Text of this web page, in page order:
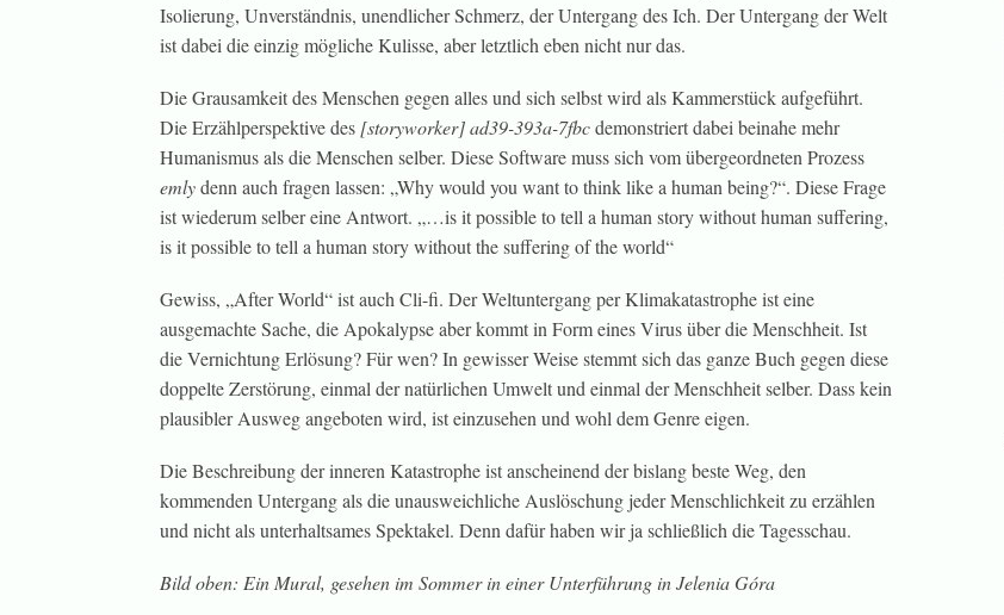
Isolierung, Unverständnis, unendlicher Schmerz, der Untergang des Ich. Der Untergang der Welt
ist dabei die einzig mögliche Kulisse, aber letztlich eben nicht nur das.
Die Grausamkeit des Menschen gegen alles und sich selbst wird als Kammerstück aufgeführt.
Die Erzählperspektive des [storyworker] ad39-393a-7fbcdemonstriert dabei beinahe mehr
Humanismus als die Menschen selber. Diese Software muss sich vom übergeordneten Prozess
emlydenn auch fragen lassen: „Why would you want to think like a human being?“. Diese Frage
ist wiederum selber eine Antwort. „…is it possible to tell a human story without human suffering,
is it possible to tell a human story without the suffering of the world“
Gewiss, „After World“ ist auch Cli-fi. Der Weltuntergang per Klimakatastrophe ist eine
ausgemachte Sache, die Apokalypse aber kommt in Form eines Virus über die Menschheit. Ist
die Vernichtung Erlösung? Für wen? In gewisser Weise stemmt sich das ganze Buch gegen diese
doppelte Zerstörung, einmal der natürlichen Umwelt und einmal der Menschheit selber. Dass kein
plausibler Ausweg angeboten wird, ist einzusehen und wohl dem Genre eigen.
Die Beschreibung der inneren Katastrophe ist anscheinend der bislang beste Weg, den
kommenden Untergang als die unausweichliche Auslöschung jeder Menschlichkeit zu erzählen
und nicht als unterhaltsames Spektakel. Denn dafür haben wir ja schließlich die Tagesschau.
Bild oben: Ein Mural, gesehen im Sommer in einer Unterführung in Jelenia Góra